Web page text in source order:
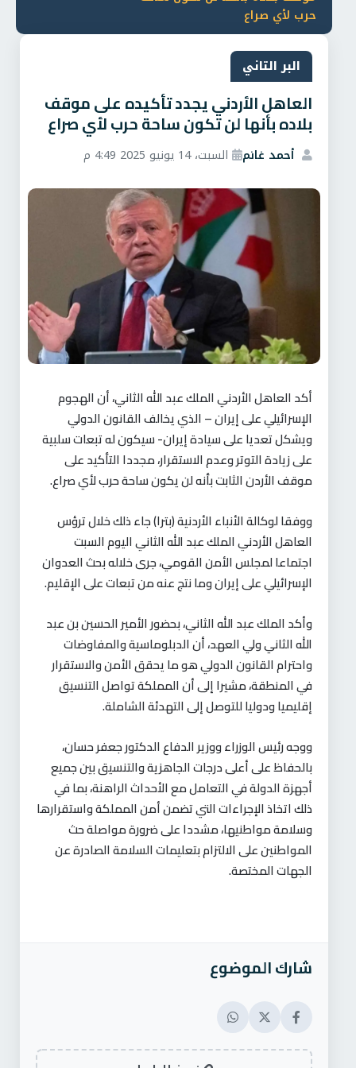
حرب لأي صراع
البر التاني
العاهل الأردني يجدد تأكيده على موقف
بلاده بأنها لن تكون ساحة حرب لأي صراع
أحمد غانم السبت، 14 يونيو 2025 4:49 م
أكد العاهل الأردني الملك عبد الله الثاني، أن الهجوم
الإسرائيلي على إيران – الذي يخالف القانون الدولي
ويشكل تعديا على سيادة إيران- سيكون له تبعات سلبية
على زيادة التوتر وعدم الاستقرار، مجددا التأكيد على
موقف الأردن الثابت بأنه لن يكون ساحة حرب لأي صراع.
ووفقا لوكالة الأنباء الأردنية (بترا) جاء ذلك خلال ترؤس
العاهل الأردني الملك عبد الله الثاني اليوم السبت
اجتماعا لمجلس الأمن القومي، جرى خلاله بحث العدوان
الإسرائيلي على إيران وما نتج عنه من تبعات على الإقليم.
وأكد الملك عبد الله الثاني، بحضور الأمير الحسين بن عبد
الله الثاني ولي العهد، أن الدبلوماسية والمفاوضات
واحترام القانون الدولي هو ما يحقق الأمن والاستقرار
في المنطقة، مشيرا إلى أن المملكة تواصل التنسيق
إقليميا ودوليا للتوصل إلى التهدئة الشاملة.
ووجه رئيس الوزراء ووزير الدفاع الدكتور جعفر حسان،
بالحفاظ على أعلى درجات الجاهزية والتنسيق بين جميع
أجهزة الدولة في التعامل مع الأحداث الراهنة، بما في
ذلك اتخاذ الإجراءات التي تضمن أمن المملكة واستقرارها
وسلامة مواطنيها، مشددا على ضرورة مواصلة حث
المواطنين على الالتزام بتعليمات السلامة الصادرة عن
الجهات المختصة.
شارك الموضوع